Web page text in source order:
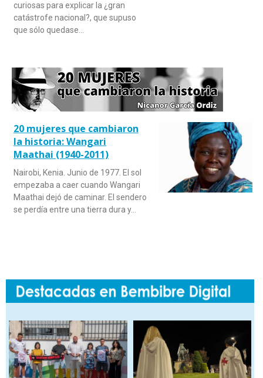
curiosas para explicar la ¿gran
catástrofe nacional?, que supuso
que sólo quedase…
20 mujeres que cambiaron
la historia: Wangari
Maathai (1940-2011)
Nairobi, Kenia. Junio de 1977. El sol
empezaba a caer cuando Wangari
Maathai dejó de caminar. El sendero
se perdía entre una tierra dura y…